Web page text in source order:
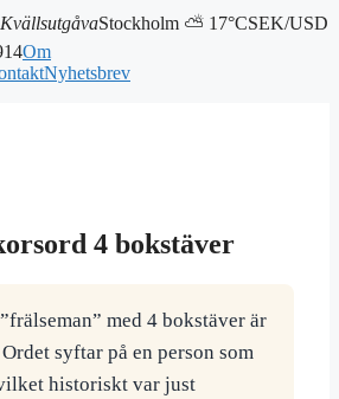
KvällsutgåvaStockholm ⛅ 17°CSEK/USD
Om
Nyhetsbrev
4 bokstäver
med 4 bokstäver är
syftar på en person som
historiskt var just